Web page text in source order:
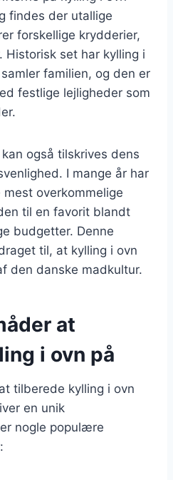
findes der utallige
forskellige krydderier,
Historisk set har kylling i
familien, og den er
festlige lejligheder som
også tilskrives dens
I mange år har
overkommelige
til en favorit blandt
budgetter. Denne
til, at kylling i ovn
den danske madkultur.
at
i ovn på
tilberede kylling i ovn
en unik
nogle populære